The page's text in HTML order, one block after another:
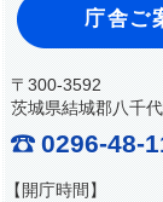
庁舎ご
〒300-3592
茨城県結城郡八千
0296-48-
【開庁時間】